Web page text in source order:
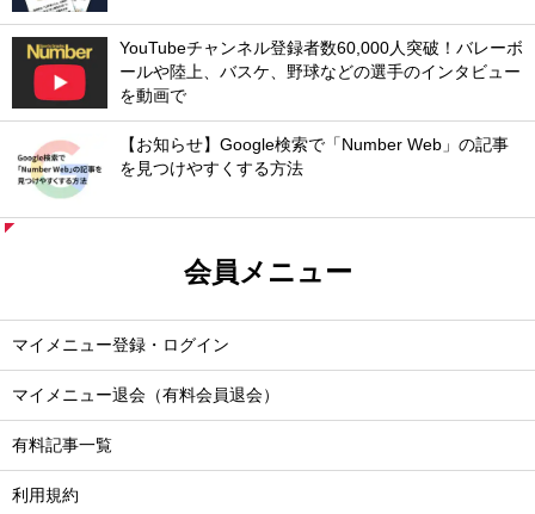
YouTubeチャンネル登録者数60,000人突破！バレーボ
ールや陸上、バスケ、野球などの選手のインタビュー
を動画で
【お知らせ】Google検索で「Number Web」の記事
を見つけやすくする方法
会員メニュー
マイメニュー登録・ログイン
マイメニュー退会（有料会員退会）
有料記事一覧
利用規約